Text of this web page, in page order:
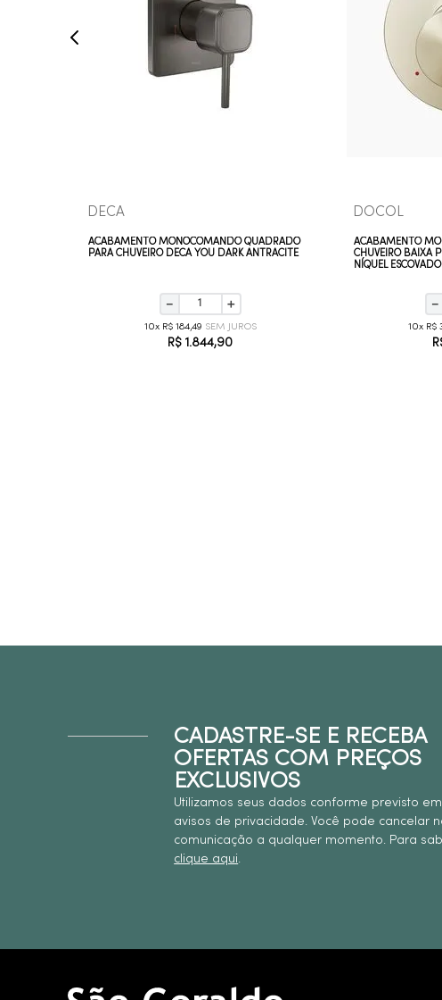
COMPRAR AGORA
DECA
ACABAMENTO MONOCOMANDO QUADRADO
PARA CHUVEIRO DECA YOU DARK ANTRACITE
＋
－
10 R$ 184,49
R$ 1 .844,90
DOCOL
ACABAMENTO
CHUVEIRO BAIXA
NÍQUEL ESCOVADO
－
10 R$
CADASTRE-SE E RECEBA
OFERTAS COM PREÇOS
EXCLUSIVOS
Utilizamos seus dados conforme previsto
avisos de privacidade. Você pode cancelar
comunicação a qualquer momento. Para
clique aqui.